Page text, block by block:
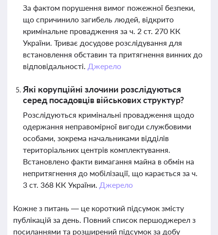
За фактом порушення вимог пожежної безпеки,
що спричинило загибель людей, відкрито
кримінальне провадження за ч. 2 ст. 270 КК
України. Триває досудове розслідування для
встановлення обставин та притягнення винних до
відповідальності. Джерело
Які корупційні злочини розслідуються
серед посадовців військових структур?
Розслідуються кримінальні провадження щодо
одержання неправомірної вигоди службовими
особами, зокрема начальниками відділів
територіальних центрів комплектування.
Встановлено факти вимагання майна в обмін на
непритягнення до мобілізації, що карається за ч.
3 ст. 368 КК України. Джерело
Кожне з питань — це короткий підсумок змісту
публікацій за день. Повний список першоджерел з
посиланнями та розширений підсумок за добу